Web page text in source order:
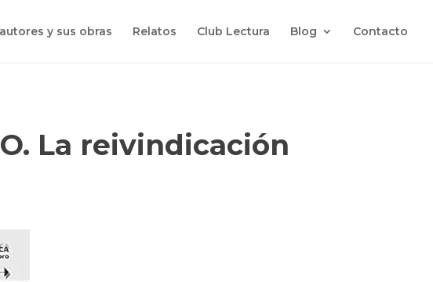
y sus obras Relatos Club Lectura Blog Contacto
La reivindicación